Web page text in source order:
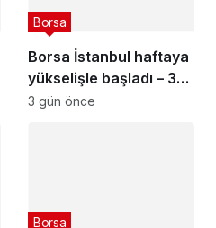
Borsa İstanbul haftaya
yükselişle başladı – 3
Ağustos 2026
Borsa
3 gün önce
Borsa